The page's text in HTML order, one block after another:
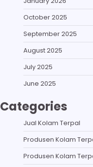
October 2025
September 2025
August 2025
July 2025
June 2025
Categories
Jual Kolam Terpal
Produsen Kolam
Produsen Kolam